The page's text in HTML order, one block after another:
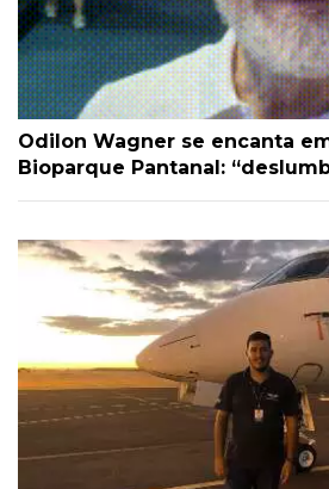
Odilon Wagner se encanta
Bioparque Pantanal: